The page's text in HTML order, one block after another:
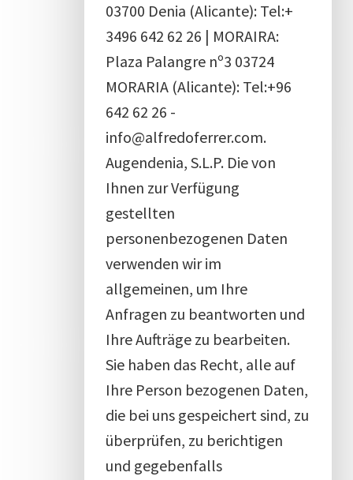
03700 Denia (Alicante): Tel:+
3496 642 62 26 | MORAIRA:
Plaza Palangre nº3 03724
MORARIA (Alicante): Tel:+96
642 62 26 -
info@alfredoferrer.com.
Augendenia, S.L.P. Die von
Ihnen zur Verfügung
gestellten
personenbezogenen Daten
verwenden wir im
allgemeinen, um Ihre
Anfragen zu beantworten und
Ihre Aufträge zu bearbeiten.
Sie haben das Recht, alle auf
Ihre Person bezogenen Daten,
die bei uns gespeichert sind, zu
überprüfen, zu berichtigen
und gegebenfalls